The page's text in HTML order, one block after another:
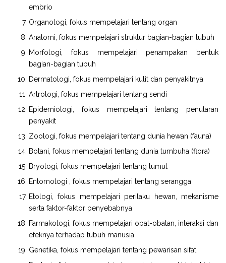
embrio
Organologi, fokus mempelajari tentang organ
Anatomi, fokus mempelajari struktur bagian-bagian tubuh
Morfologi, fokus mempelajari penampakan bentuk
bagian-bagian tubuh
Dermatologi, fokus mempelajari kulit dan penyakitnya
Artrologi, fokus mempelajari tentang sendi
Epidemiologi, fokus mempelajari tentang penularan
penyakit
Zoologi, fokus mempelajari tentang dunia hewan (fauna)
Botani, fokus mempelajari tentang dunia tumbuha (flora)
Bryologi, fokus mempelajari tentang lumut
Entomologi , fokus mempelajari tentang serangga
Etologi, fokus mempelajari perilaku hewan, mekanisme
serta faktor-faktor penyebabnya
Farmakologi, fokus mempelajari obat-obatan, interaksi dan
efeknya terhadap tubuh manusia
Genetika, fokus mempelajari tentang pewarisan sifat